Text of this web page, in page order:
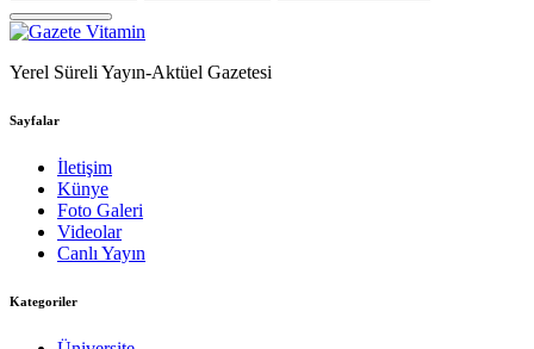
Yerel Süreli Yayın-Aktüel Gazetesi
Sayfalar
İletişim
Künye
Foto Galeri
Videolar
Canlı Yayın
Kategoriler